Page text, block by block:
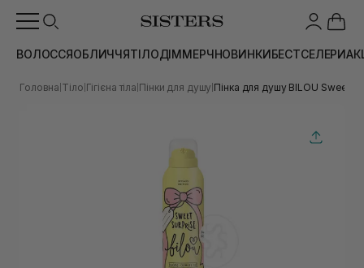
ВОЛОССЯОБЛИЧЧЯТІЛОДІММЕРЧНОВИНКИБЕСТСЕЛЕРИ
Головна Тіло Гігієна тіла Пінки для душу Пінка для душу BILOU Sweet